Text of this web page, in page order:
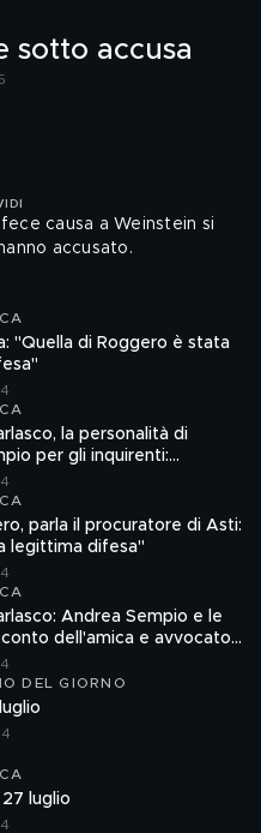
sotto accusa
causa a Weinstein si
accusato.
"Quella di Roggero è stata
la personalità di
per gli inquirenti:
e bugiardo"
parla il procuratore di Asti:
legittima difesa"
Andrea Sempio e le
dell'amica e avvocato
DEL GIORNO
luglio